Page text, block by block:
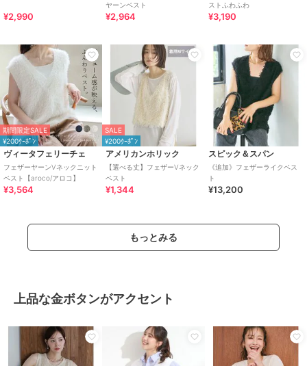
¥2,990
ヤーンベスト
¥2,964
ストふわふわ
¥3,190
期間限定SALE
¥200ｸｰﾎﾟﾝ
ヴィータフェリーチェ
フェザーヤーンVネックニット
ベスト【aroco/アロコ】
¥3,564
SALE
¥200ｸｰﾎﾟﾝ
アメリカンホリック
【選べる丈】フェザーVネック
ベスト
¥1,344
スピック＆スパン
《追加》フェザーライクベス
ト
¥13,200
もっとみる
上品な金ボタンがアクセント